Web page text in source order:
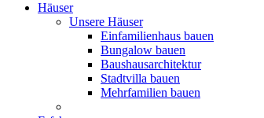
Häuser
Unsere Häuser
Einfamilienhaus bauen
Bungalow bauen
Baushausarchitektur
Stadtvilla bauen
Mehrfamilien bauen